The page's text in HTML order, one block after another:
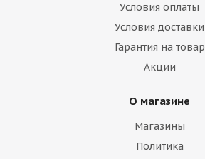
Условия оплаты
Условия доставки
Гарантия на товар
Акции
О магазине
Магазины
Политика